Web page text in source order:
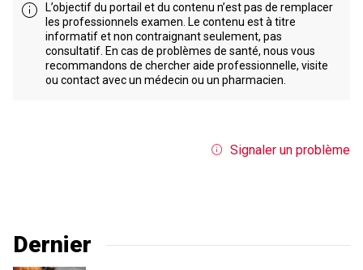
L’objectif du portail et du contenu n’est pas de remplacer
les professionnels examen. Le contenu est à titre
informatif et non contraignant seulement, pas
consultatif. En cas de problèmes de santé, nous vous
recommandons de chercher aide professionnelle, visite
ou contact avec un médecin ou un pharmacien.
Signaler un problème
Dernier